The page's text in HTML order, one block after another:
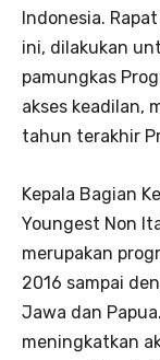
Indonesia.
ini, dilakukan
pamungkas
akses keadilan,
tahun terakhir
Kepala Bagian
Youngest Non
merupakan
2016 sampai
Jawa dan
meningkatkan